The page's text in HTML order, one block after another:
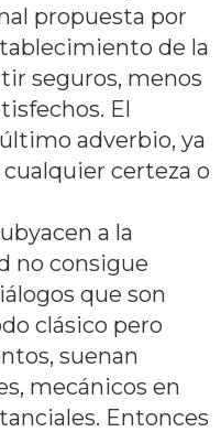
propuesta por
de la
seguros, menos
El
adverbio, ya
certeza o
a la
no consigue
que son
clásico pero
suenan
mecánicos en
Entonces